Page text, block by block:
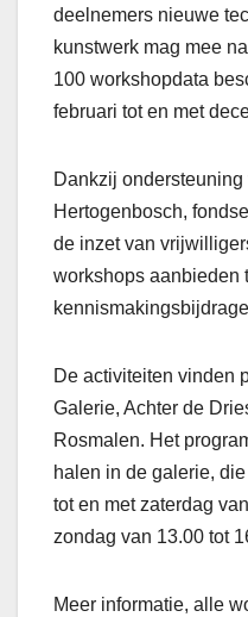
deelnemers nieuwe
kunstwerk mag mee
100 workshopdata
februari tot en met
Dankzij ondersteuning
Hertogenbosch,
de inzet van
workshops aanbieden
De activiteiten vinden
Galerie, Achter de
Rosmalen. Het
halen in de galerie,
tot en met zaterdag
zondag van 13.00 tot
Meer informatie, alle